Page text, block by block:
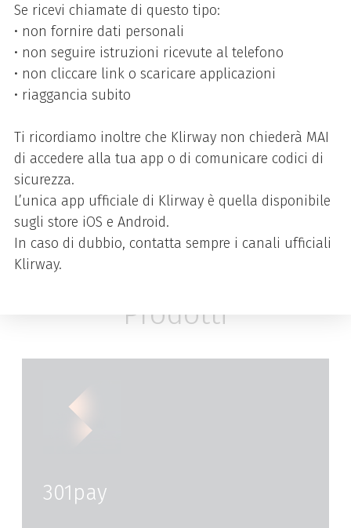
frequentemente
pagamenti senza
vincoli di mobilità o
non dispone della
rete fissa.
ultima generazione e
supportano la
tecnologia contactless.
Prodotti
301pay
Se ricevi chiamate di questo tipo:
• non fornire dati personali
• non seguire istruzioni ricevute al telefono
• non cliccare link o scaricare applicazioni
• riaggancia subito
Ti ricordiamo inoltre che Klirway non chiederà MAI
di accedere alla tua app o di comunicare codici di
sicurezza.
L’unica app ufficiale di Klirway è quella disponibile
sugli store iOS e Android.
In caso di dubbio, contatta sempre i canali ufficiali
Klirway.